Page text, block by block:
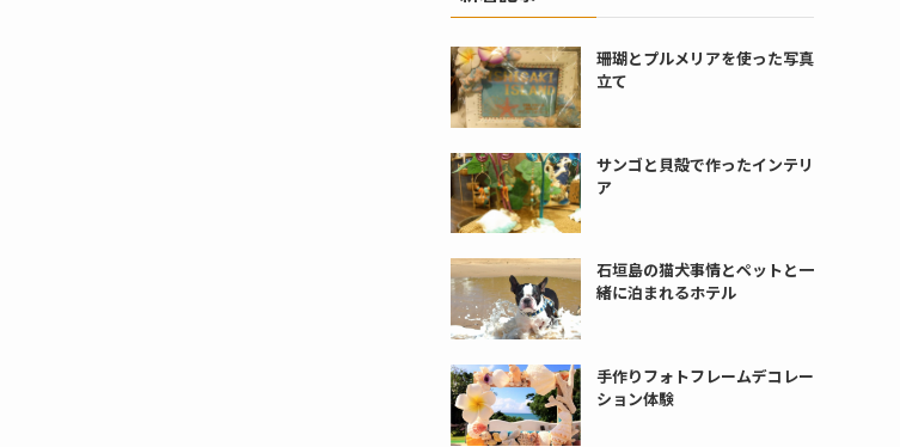
珊瑚とプルメリアを使った写真
立て
サンゴと貝殻で作ったインテリ
ア
石垣島の猫犬事情とペットと一
緒に泊まれるホテル
手作りフォトフレームデコレー
ション体験